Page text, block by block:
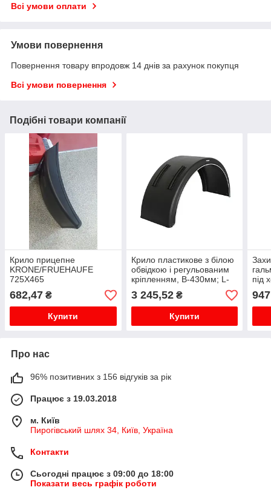
Всі умови оплати
Умови повернення
Повернення товару впродовж 14 днів за рахунок покупця
Всі умови повернення
Подібні товари компанії
Крило прицепне
KRONE/FRUEHAUFE
725X465
682,47 ₴
Купити
Крило пластикове з білою
обвідкою і регульованим
кріпленням, B-430мм; L-
1900мм, Domar (Італія)
3 245,52₴
Купити
під
Про нас
96% позитивних з 156 відгуків за рік
Працює з 19.03.2018
м. Київ
Пирогівський шлях 34, Київ, Україна
Контакти
Сьогодні працює з 09:00 до 18:00
Показати весь графік роботи